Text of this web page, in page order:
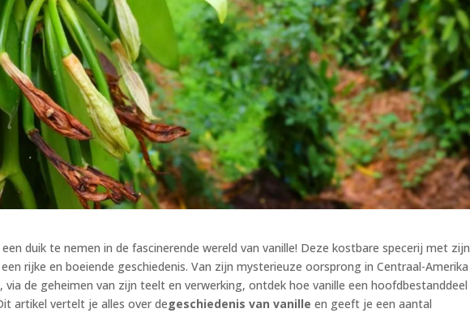
duik te nemen in de fascinerende wereld van vanille! Deze kostbare specerij met zijn
rijke en boeiende geschiedenis. Van zijn mysterieuze oorsprong in Centraal-Amerika
de geheimen van zijn teelt en verwerking, ontdek hoe vanille een hoofdbestanddeel
artikel vertelt je alles over degeschiedenis van vanille en geeft je een aantal